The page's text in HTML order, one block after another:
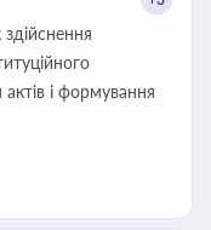
і формування